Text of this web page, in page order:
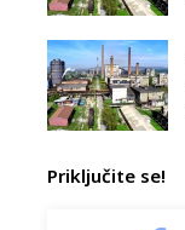
Priključite se!